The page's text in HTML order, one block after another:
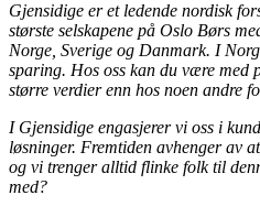
Gjensidige er et ledende nordisk
største selskapene på Oslo Børs
Norge, Sverige og Danmark. I
sparing. Hos oss kan du være med
større verdier enn hos noen andre
I Gjensidige engasjerer vi oss i
løsninger. Fremtiden avhenger av
og vi trenger alltid flinke folk til
med?